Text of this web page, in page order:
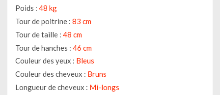
Poids : 48 kg
Tour de poitrine : 83 cm
Tour de taille : 48 cm
Tour de hanches : 46 cm
Couleur des yeux : Bleus
Couleur des cheveux : Bruns
Longueur de cheveux : Mi-longs